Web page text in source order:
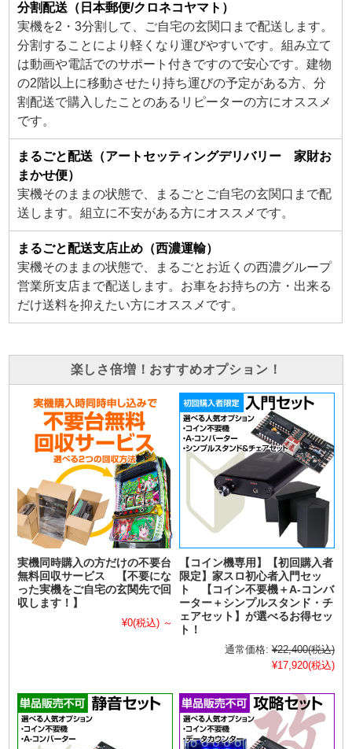
分割配送（日本郵便/クロネコヤマト）
実機を2・3分割して、ご自宅の玄関口まで配送します。
分割することにより軽くなり運びやすいです。組み立て
は動画や電話でのサポート付きですので安心です。建物
の2階以上に移動させたり持ち運びの予定がある方、分
割配送で購入したことのあるリピーターの方にオススメ
です。
まるごと配送（アートセッティングデリバリー 家財お
まかせ便）
実機そのままの状態で、まるごとご自宅の玄関口まで配
送します。組立に不安がある方にオススメです。
まるごと配送支店止め（西濃運輸）
実機そのままの状態で、まるごとお近くの西濃グループ
営業所支店まで配送します。お車をお持ちの方・出来る
だけ送料を抑えたい方にオススメです。
楽しさ倍増！おすすめオプション！
実機同時購入の方だけの不要台
無料回収サービス 【不要にな
った実機をご自宅の玄関先で回
収します！】
¥0(税込) ～
【コイン機専用】【初回購入者
限定】家スロ初心者入門セッ
ト 【コイン不要機＋A-コンバ
ーター＋シンプルスタンド・チ
ェアセット】が選べるお得セッ
ト！
通常価格: ¥22,400(税込)
¥17,920(税込)